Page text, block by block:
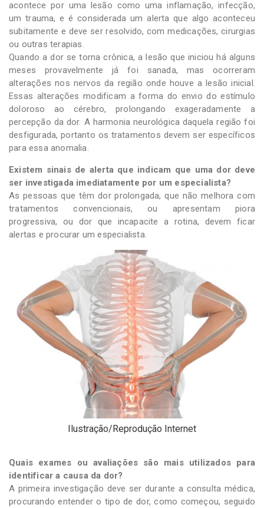
acontece por uma lesão como uma inflamação, infecção,
um trauma, e é considerada um alerta que algo aconteceu
subitamente e deve ser resolvido, com medicações, cirurgias
ou outras terapias.
Quando a dor se torna crônica, a lesão que iniciou há alguns
meses provavelmente já foi sanada, mas ocorreram
alterações nos nervos da região onde houve a lesão inicial.
Essas alterações modificam a forma do envio do estímulo
doloroso ao cérebro, prolongando exageradamente a
percepção da dor. A harmonia neurológica daquela região foi
desfigurada, portanto os tratamentos devem ser específicos
para essa anomalia.
Existem sinais de alerta que indicam que uma dor deve
ser investigada imediatamente por um especialista?
As pessoas que têm dor prolongada, que não melhora com
tratamentos convencionais, ou apresentam piora
progressiva, ou dor que incapacite a rotina, devem ficar
alertas e procurar um especialista.
Ilustração/Reprodução Internet
Quais exames ou avaliações são mais utilizados para
identificar a causa da dor?
A primeira investigação deve ser durante a consulta médica,
procurando entender o tipo de dor, como começou, seguido